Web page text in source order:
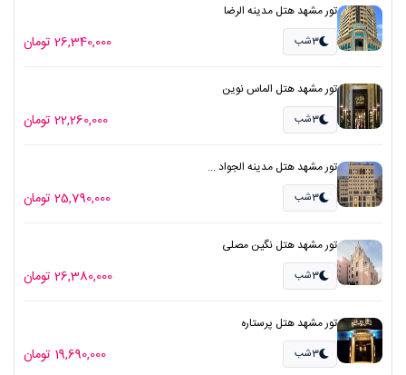
تور مشهد هتل مدینه الرضا
3شب 26,340,000 تومان
تور مشهد هتل الماس نوین
3شب 22,260,000 تومان
تور مشهد هتل مدینه الجواد ...
3شب 25,790,000 تومان
تور مشهد هتل نگین مصلی
3شب 26,380,000 تومان
تور مشهد هتل پرستاره
3شب 19,690,000 تومان